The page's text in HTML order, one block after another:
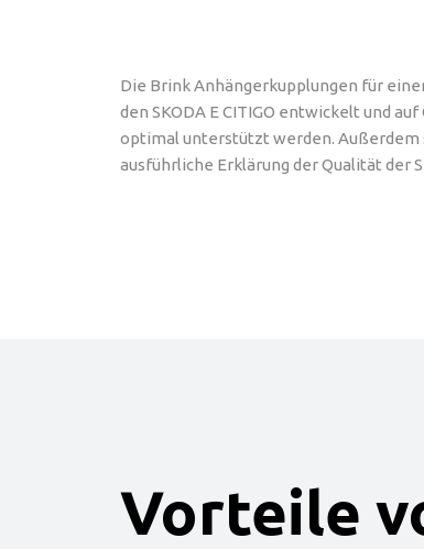
Die Brink Anhängerkupplungen für
den SKODA E CITIGO entwickelt und
optimal unterstützt werden. Außerdem
ausführliche Erklärung der Qualität der
Vorteile